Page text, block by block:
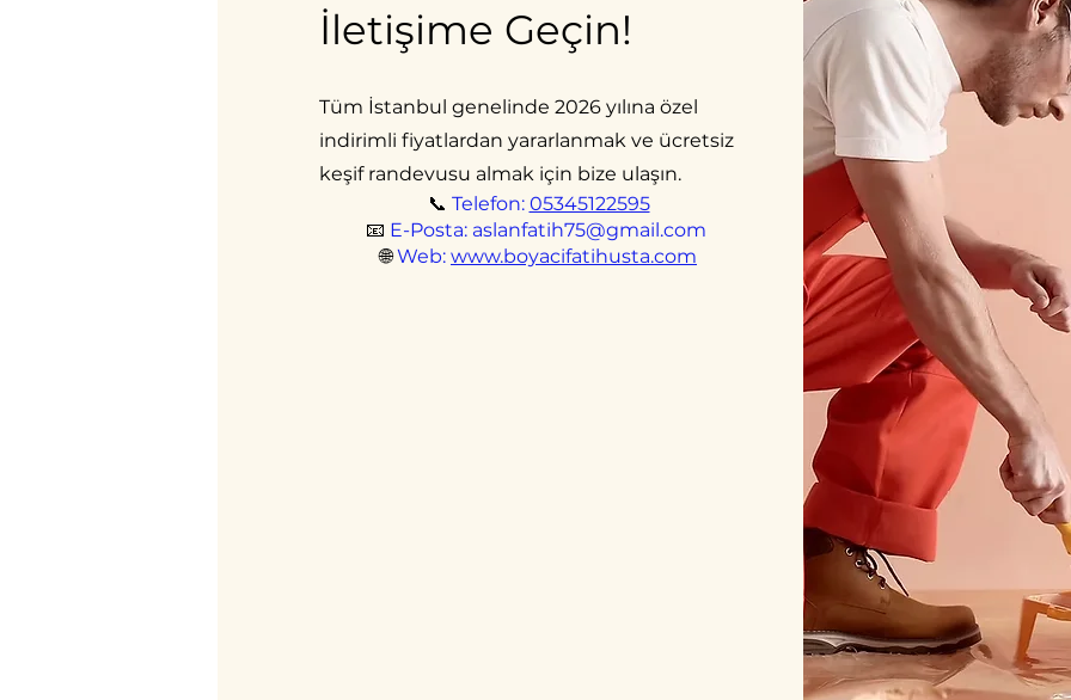
İletişime Geçin!
Tüm İstanbul genelinde 2026 yılına özel
indirimli fiyatlardan yararlanmak ve ücretsiz
keşif randevusu almak için bize ulaşın.
📞 Telefon: 05345122595
📧 E-Posta: aslanfatih75@gmail.com
🌐Web: www.boyacifatihusta.com